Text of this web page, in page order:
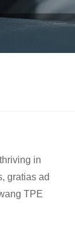
in
gratias ad
TPE